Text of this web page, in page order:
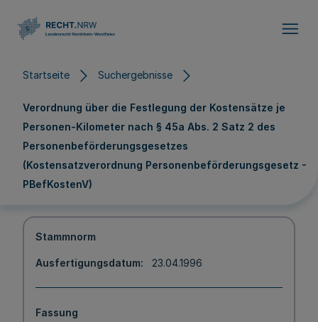
Startseite Suchergebnisse
Verordnung über die Festlegung der Kostensätze je
Personen-Kilometer nach § 45a Abs. 2 Satz 2 des
Personenbeförderungsgesetzes
(Kostensatzverordnung Personenbeförderungsgesetz -
PBefKostenV)
Stammnorm
Ausfertigungsdatum 23.04.1996
Fassung